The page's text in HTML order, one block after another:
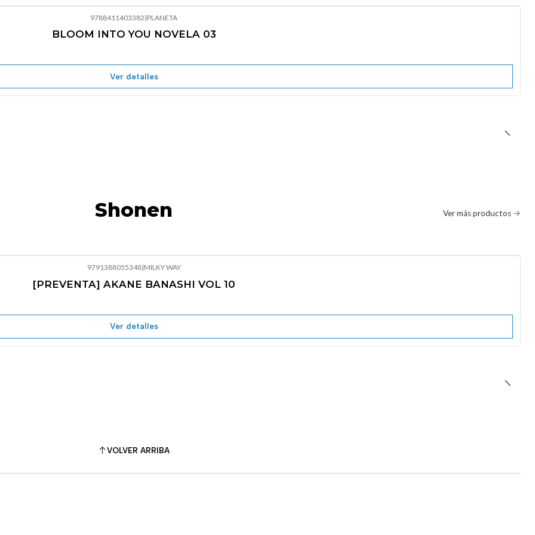
9788411403382 |PLANETA
BLOOM INTO YOU NOVELA 03
Ver detalles
Shonen Ver más productos
9791388055348|MILKY WAY
[PREVENTA] AKANE BANASHI VOL 10
Ver detalles
VOLVER ARRIBA